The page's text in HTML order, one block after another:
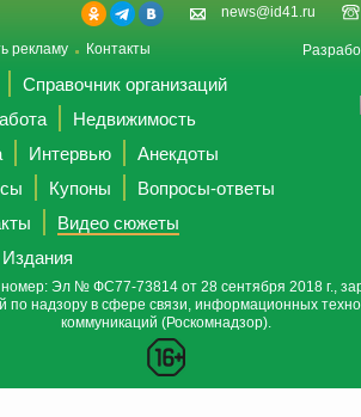
news@id41.ru
рекламу Контакты
Справочник организаций
Недвижимость
Интервью
Анекдоты
Купоны
Вопросы-ответы
Видео сюжеты
Издания
Эл № ФС77-73814 от 28 сентября 2018 г.,
по надзору в сфере связи, информационных
коммуникаций (Роскомнадзор).